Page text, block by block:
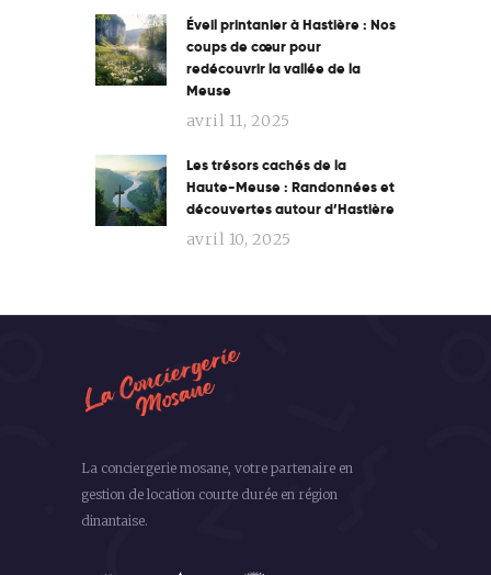
Éveil printanier à Hastière : Nos
coups de cœur pour
redécouvrir la vallée de la
Meuse
avril 11, 2025
Les trésors cachés de la
Haute-Meuse : Randonnées et
découvertes autour d’Hastière
avril 10, 2025
La conciergerie mosane, votre partenaire en
gestion de location courte durée en région
dinantaise.